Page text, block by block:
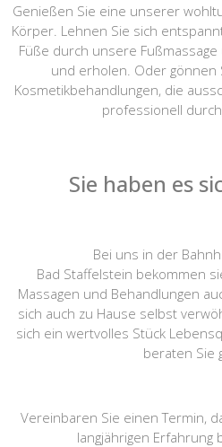
Genießen Sie eine unserer
Körper. Lehnen Sie sich
Füße durch unsere
und erholen. Oder gönnen
Kosmetikbehandlungen, die
professionell
Sie haben es
Bei uns in der
Bad Staffelstein bekommen
Massagen und Behandlungen
sich auch zu Hause selbst
sich ein wertvolles Stück
beraten Sie
Vereinbaren Sie einen Termin,
langjährigen